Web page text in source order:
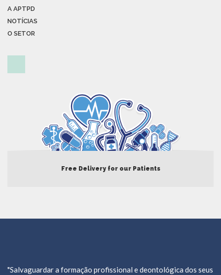
A APTPD
NOTÍCIAS
O SETOR
Free Delivery for our Patients
"Salvaguardar a formação profissional e deontológica dos seus